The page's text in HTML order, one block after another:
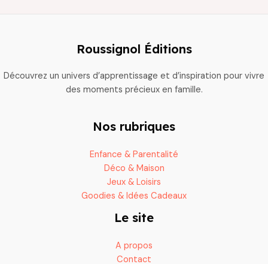
Roussignol Éditions
Découvrez un univers d’apprentissage et d’inspiration pour vivre
des moments précieux en famille.
Nos rubriques
Enfance & Parentalité
Déco & Maison
Jeux & Loisirs
Goodies & Idées Cadeaux
Le site
A propos
Contact